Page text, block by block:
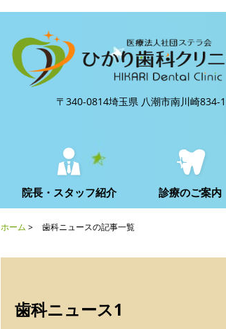
〒340-0814埼玉県 八潮市南川崎834-1
院長・スタッフ紹介 診療のご案内
小児歯科／子供の歯の治療
ひかり歯科の訪問歯科
歯を白くしたい〜ホワイトニング
矯正歯科
インプラント
痛くない虫歯治療
歯周病・歯槽膿漏
歯のクリーニング・PMTCを受けたい
症状別
ホーム > 歯科ニュースの記事一覧
歯科ニュース1